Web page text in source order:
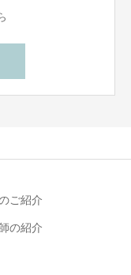
ご紹介
の紹介